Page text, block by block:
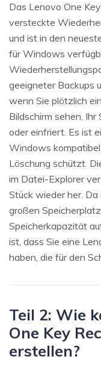
Das Lenovo One
versteckte
und ist in den
für Windows
geeigneter Backups
wenn Sie plötzlich
Bildschirm sehen,
oder einfriert. Es ist
Windows
Löschung schützt.
im Datei-Explorer
Stück wieder her.
großen
Speicherkapazität
ist, dass Sie eine
haben, die für den
Teil 2: Wie
One Key
erstellen?